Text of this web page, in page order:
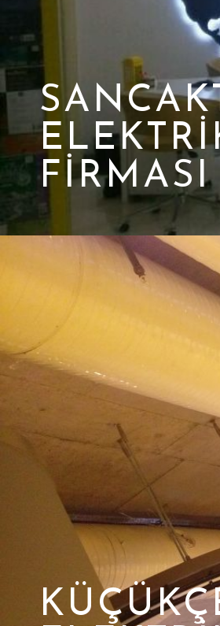
FIRMASI